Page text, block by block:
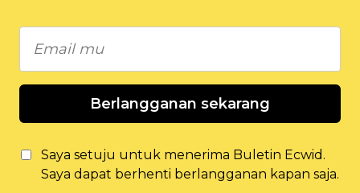
Berlangganan sekarang
Saya setuju untuk menerima Buletin Ecwid.
Saya dapat berhenti berlangganan kapan saja.